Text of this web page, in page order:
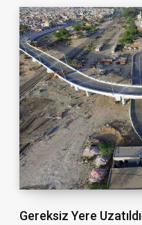
Gereksiz Yere